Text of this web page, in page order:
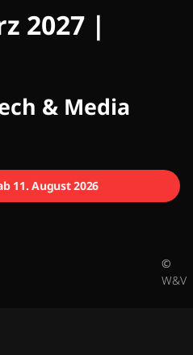
2027 |
& Media
11. August 2026
©
W&V